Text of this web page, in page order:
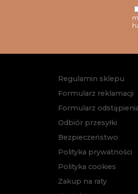
Regulamin sklepu
Formularz reklamacji
Formularz
Odbiór przesyłki
Bezpieczeństwo
Polityka prywatności
Polityka cookies
Zakup na raty